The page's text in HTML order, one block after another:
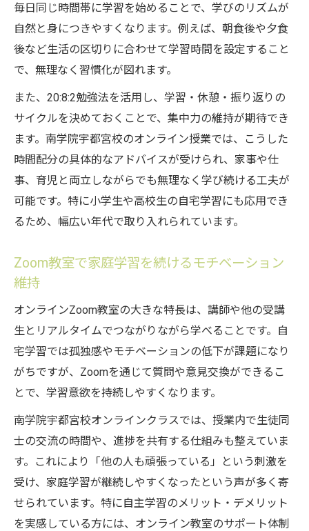
毎日同じ時間帯に学習を始めることで、学びのリズムが
自然と身につきやすくなります。例えば、朝食後や夕食
後など生活の区切りに合わせて学習時間を設定すること
で、無理なく習慣化が図れます。
また、20:8:2勉強法を活用し、学習・休憩・振り返りの
サイクルを決めておくことで、集中力の維持が期待でき
ます。南学院宇都宮校のオンライン授業では、こうした
時間配分の具体的なアドバイスが受けられ、家事や仕
事、育児と両立しながらでも無理なく学び続ける工夫が
可能です。特に小学生や高校生の自宅学習にも応用でき
るため、幅広い年代で取り入れられています。
Zoom教室で家庭学習を続けるモチベーション
維持
オンラインZoom教室の大きな特長は、講師や他の受講
生とリアルタイムでつながりながら学べることです。自
宅学習では孤独感やモチベーションの低下が課題になり
がちですが、Zoomを通じて質問や意見交換ができるこ
とで、学習意欲を持続しやすくなります。
南学院宇都宮校オンラインクラスでは、授業内で生徒同
士の交流の時間や、進捗を共有する仕組みも整えていま
す。これにより「他の人も頑張っている」という刺激を
受け、家庭学習が継続しやすくなったという声が多く寄
せられています。特に自主学習のメリット・デメリット
を実感している方には、オンライン教室のサポート体制